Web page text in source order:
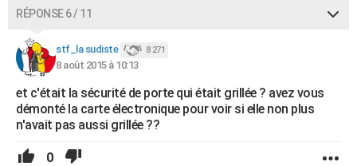
RÉPONSE 6 / 11
stf_la sudiste 8 271
8 août 2015 à 10:13
et c'était la sécurité de porte qui était grillée ? avez vous
démonté la carte électronique pour voir si elle non plus
n'avait pas aussi grillée ??
0